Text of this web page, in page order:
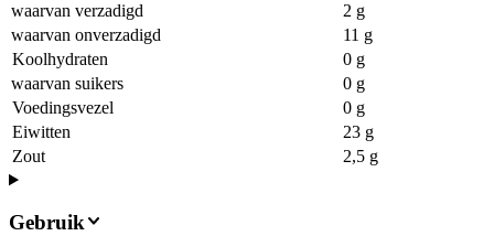
waarvan verzadigd
2 g
waarvan onverzadigd
11 g
Koolhydraten
0 g
waarvan suikers
0 g
Voedingsvezel
0 g
Eiwitten
23 g
Zout
2,5 g
Gebruik